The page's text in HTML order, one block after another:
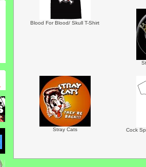
Blood For Blood/ Skull T-Shirt
Stray Cats Cock